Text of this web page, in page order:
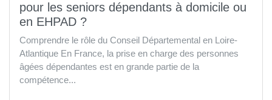
pour les seniors dépendants à domicile ou
en EHPAD ?
Comprendre le rôle du Conseil Départemental en Loire-
Atlantique En France, la prise en charge des personnes
âgées dépendantes est en grande partie de la
compétence...